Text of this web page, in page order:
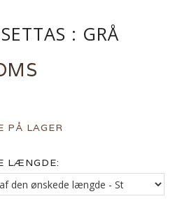
: GRÅ
PÅ LAGER
LÆNGDE: